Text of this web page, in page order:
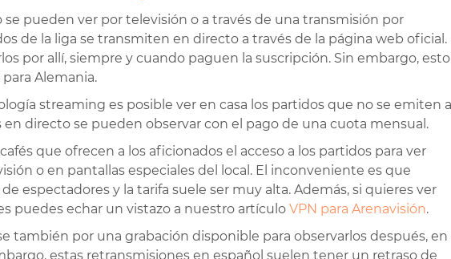
pueden ver por televisión o a través de una transmisión por
de la liga se transmiten en directo a través de la página web oficial.
por allí, siempre y cuando paguen la suscripción. Sin embargo, esto
Alemania.
streaming es posible ver en casa los partidos que no se emiten a
en directo se pueden observar con el pago de una cuota mensual.
que ofrecen a los aficionados el acceso a los partidos para ver
o en pantallas especiales del local. El inconveniente es que
espectadores y la tarifa suele ser muy alta. Además, si quieres ver
puedes echar un vistazo a nuestro artículo VPN para Arenavisión.
también por una grabación disponible para observarlos después, en
estas retransmisiones en español suelen tener un retraso de